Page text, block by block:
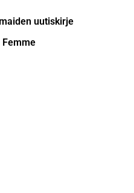
uutiskirje